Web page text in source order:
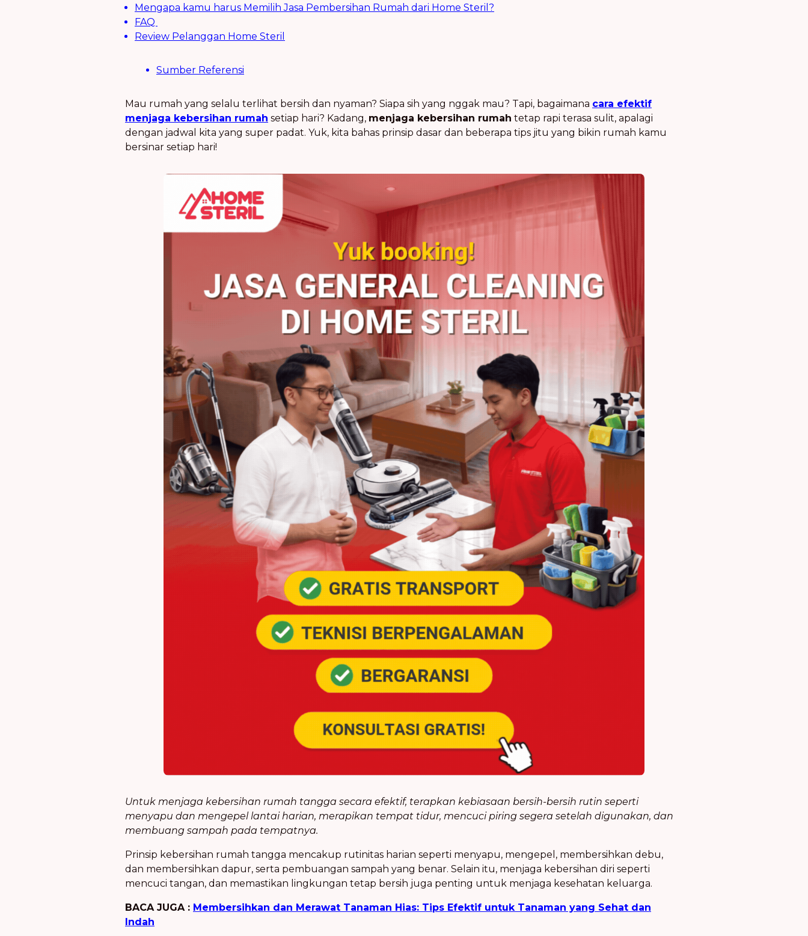
Mengapa kamu harus Memilih Jasa Pembersihan Rumah dari Home Steril?
FAQ
Review Pelanggan Home Steril
Sumber Referensi
Mau rumah yang selalu terlihat bersih dan nyaman? Siapa sih yang nggak mau? Tapi, bagaimana cara efektif
menjaga kebersihan rumah setiap hari? Kadang, menjaga kebersihan rumah tetap rapi terasa sulit, apalagi
dengan jadwal kita yang super padat. Yuk, kita bahas prinsip dasar dan beberapa tips jitu yang bikin rumah kamu
bersinar setiap hari!
Untuk menjaga kebersihan rumah tangga secara efektif, terapkan kebiasaan bersih-bersih rutin seperti
menyapu dan mengepel lantai harian, merapikan tempat tidur, mencuci piring segera setelah digunakan, dan
membuang sampah pada tempatnya.
Prinsip kebersihan rumah tangga mencakup rutinitas harian seperti menyapu, mengepel, membersihkan debu,
dan membersihkan dapur, serta pembuangan sampah yang benar. Selain itu, menjaga kebersihan diri seperti
mencuci tangan, dan memastikan lingkungan tetap bersih juga penting untuk menjaga kesehatan keluarga.
BACA JUGA : Membersihkan dan Merawat Tanaman Hias: Tips Efektif untuk Tanaman yang Sehat dan
Indah